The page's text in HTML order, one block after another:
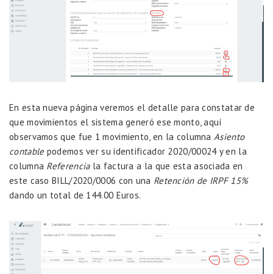
En esta nueva página veremos el detalle para constatar de
que movimientos el sistema generó ese monto, aquí
observamos que fue 1 movimiento, en la columnaAsiento
contablepodemos ver su identificador 2020/00024 y en la
columna Referenciala factura a la que esta asociada en
este caso BILL/2020/0006 con una Retención de IRPF 15%
dando un total de 144.00 Euros.